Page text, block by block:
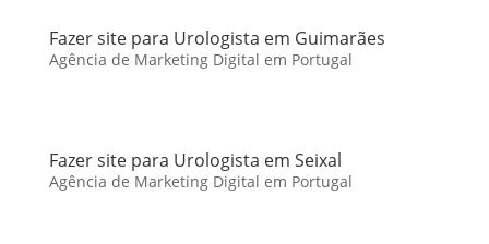
Fazer site para Urologista em Guimarães
Agência de Marketing Digital em Portugal
Fazer site para Urologista em Seixal
Agência de Marketing Digital em Portugal